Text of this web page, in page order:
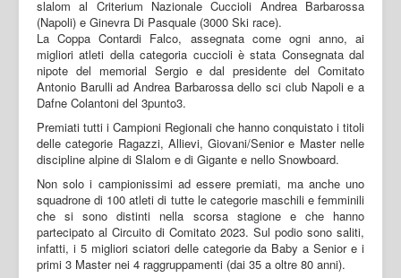
slalom al Criterium Nazionale Cuccioli Andrea Barbarossa
(Napoli) e Ginevra Di Pasquale (3000 Ski race).
La Coppa Contardi Falco, assegnata come ogni anno, ai
migliori atleti della categoria cuccioli è stata Consegnata dal
nipote del memorial Sergio e dal presidente del Comitato
Antonio Barulli ad Andrea Barbarossa dello sci club Napoli e a
Dafne Colantoni del 3punto3.
Premiati tutti i Campioni Regionali che hanno conquistato i titoli
delle categorie Ragazzi, Allievi, Giovani/Senior e Master nelle
discipline alpine di Slalom e di Gigante e nello Snowboard.
Non solo i campionissimi ad essere premiati, ma anche uno
squadrone di 100 atleti di tutte le categorie maschili e femminili
che si sono distinti nella scorsa stagione e che hanno
partecipato al Circuito di Comitato 2023. Sul podio sono saliti,
infatti, i 5 migliori sciatori delle categorie da Baby a Senior e i
primi 3 Master nei 4 raggruppamenti (dai 35 a oltre 80 anni).